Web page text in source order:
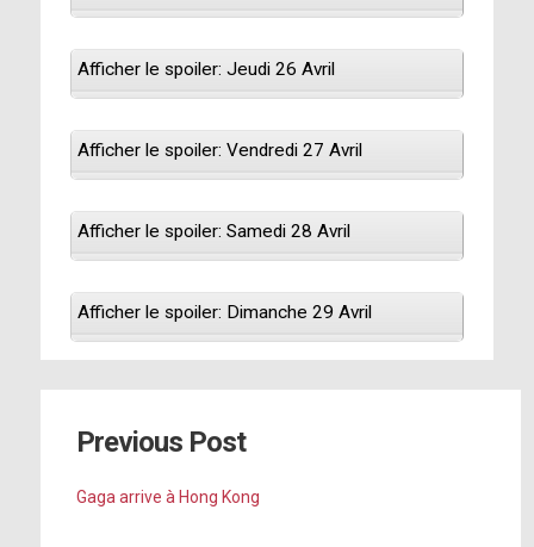
Afficher le spoiler: Jeudi 26 Avril
Afficher le spoiler: Vendredi 27 Avril
Afficher le spoiler: Samedi 28 Avril
Afficher le spoiler: Dimanche 29 Avril
Previous Post
Gaga arrive à Hong Kong